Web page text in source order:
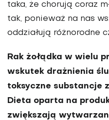
taka, że chorują coraz
tak, ponieważ na nas
oddziałują różnorodne
Rak żołądka w wielu
wskutek draż­nienia
toksyczne substancje
Dieta oparta na
zwiększają